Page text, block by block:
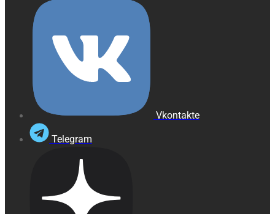
Vkontakte
Telegram